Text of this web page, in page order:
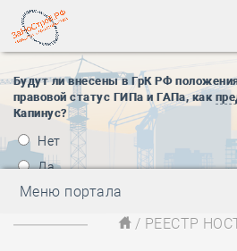
Будут ли внесены в ГрК РФ
правовой статус ГИПа и ГАПа, как
Капинус?
Нет
Да
Меню портала
/ РЕЕСТР